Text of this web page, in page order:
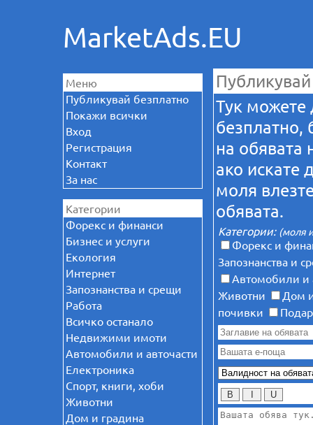
MarketAds.EU
Меню
Публикувай безплатно
Покажи всички
Вход
Регистрация
Контакт
За нас
Категории
Форекс и финанси
Бизнес и услуги
Екология
Интернет
Запознанства и срещи
Работа
Всичко останало
Недвижими имоти
Автомобили и авточасти
Електроника
Спорт, книги, хоби
Животни
Дом и градина
Тук можете
безплатно,
на обявата
ако искате
моля
обявата.
Категории: (моля
Форекс и
Запознанства и
Автомобили и
Животни
Дом
почивки
B U